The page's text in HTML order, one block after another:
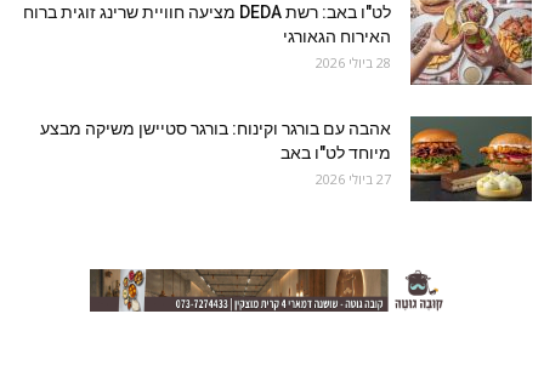
לט"ו באב: רשת DEDA מציעה חוויית שרינג זוגית ברוח
האירוח הגאורגי
28 ביולי 2026
אהבה עם בורגר וקינוח: בורגר סטיישן משיקה מבצע
מיוחד לט"ו באב
27 ביולי 2026